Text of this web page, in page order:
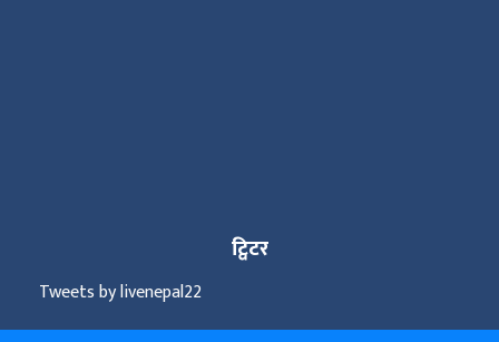
ट्विटर
Tweets by livenepal22